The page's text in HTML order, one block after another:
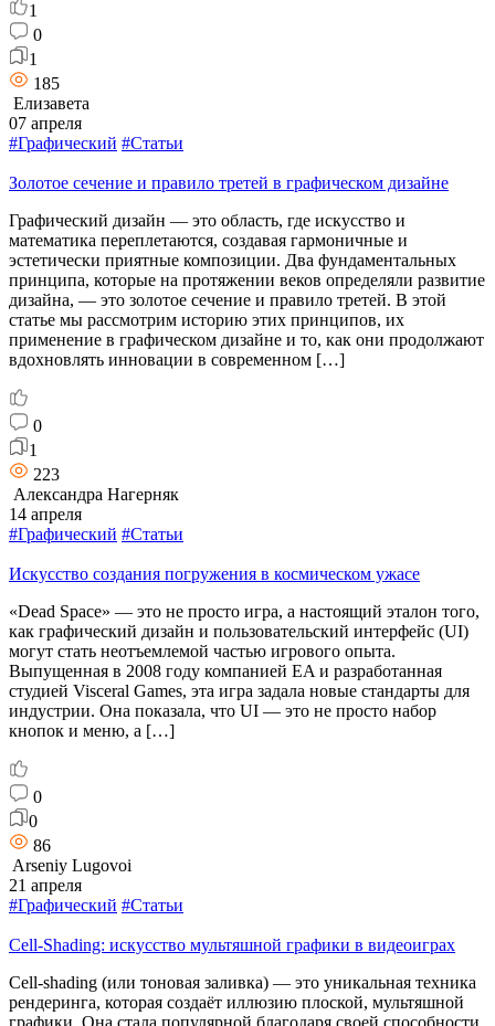
1
0
1
185
Елизавета
07 апреля
#Графический #Статьи
Золотое сечение и правило третей в графическом дизайне
Графический дизайн — это область, где искусство и
математика переплетаются, создавая гармоничные и
эстетически приятные композиции. Два фундаментальных
принципа, которые на протяжении веков определяли развитие
дизайна, — это золотое сечение и правило третей. В этой
статье мы рассмотрим историю этих принципов, их
применение в графическом дизайне и то, как они продолжают
вдохновлять инновации в современном […]
0
1
223
Александра Нагерняк
14 апреля
#Графический #Статьи
Искусство создания погружения в космическом ужасе
«Dead Space» — это не просто игра, а настоящий эталон того,
как графический дизайн и пользовательский интерфейс (UI)
могут стать неотъемлемой частью игрового опыта.
Выпущенная в 2008 году компанией EA и разработанная
студией Visceral Games, эта игра задала новые стандарты для
индустрии. Она показала, что UI — это не просто набор
кнопок и меню, а […]
0
0
86
Arseniy Lugovoi
21 апреля
#Графический #Статьи
Cell-Shading: искусство мультяшной графики в видеоиграх
Cell-shading (или тоновая заливка) — это уникальная техника
рендеринга, которая создаёт иллюзию плоской, мультяшной
графики. Она стала популярной благодаря своей способности